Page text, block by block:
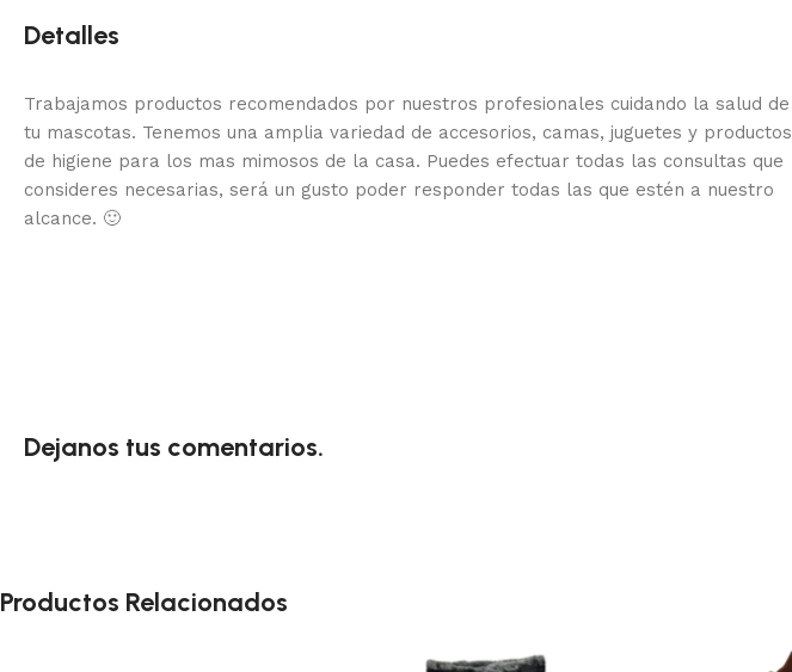
Detalles
Trabajamos productos recomendados por nuestros profesionales cuidando la salud de
tu mascotas. Tenemos una amplia variedad de accesorios, camas, juguetes y productos
de higiene para los mas mimosos de la casa. Puedes efectuar todas las consultas que
consideres necesarias, será un gusto poder responder todas las que estén a nuestro
alcance. 🙂
Dejanos tus comentarios.
Productos Relacionados